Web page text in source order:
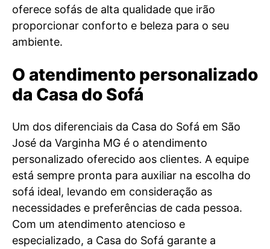
oferece sofás de alta qualidade que irão
proporcionar conforto e beleza para o seu
ambiente.
O atendimento personalizado
da Casa do Sofá
Um dos diferenciais da Casa do Sofá em São
José da Varginha MG é o atendimento
personalizado oferecido aos clientes. A equipe
está sempre pronta para auxiliar na escolha do
sofá ideal, levando em consideração as
necessidades e preferências de cada pessoa.
Com um atendimento atencioso e
especializado, a Casa do Sofá garante a